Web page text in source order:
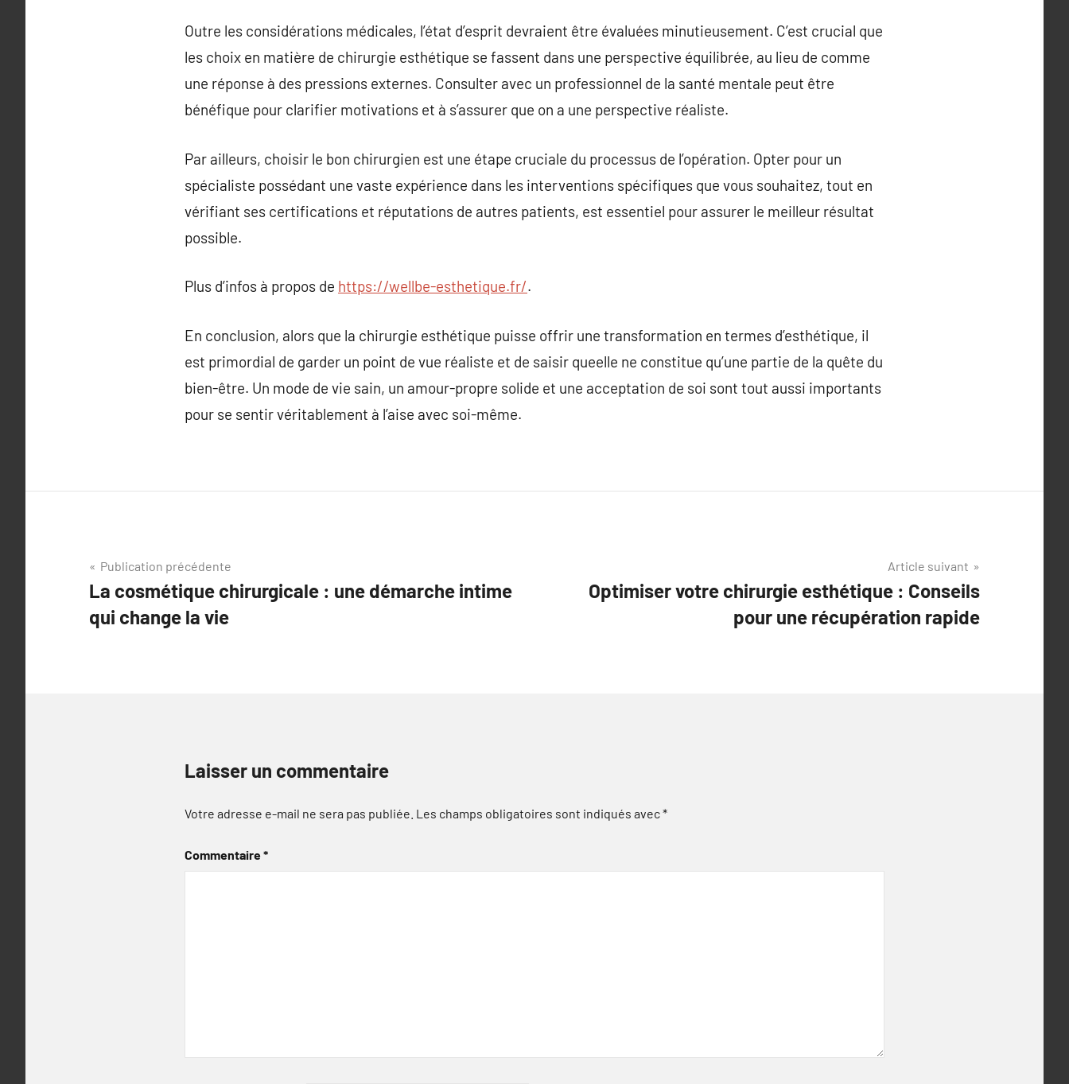
Outre les considérations médicales, l’état d’esprit devraient être évaluées minutieusement. C’est crucial que
les choix en matière de chirurgie esthétique se fassent dans une perspective équilibrée, au lieu de comme
une réponse à des pressions externes. Consulter avec un professionnel de la santé mentale peut être
bénéfique pour clarifier motivations et à s’assurer que on a une perspective réaliste.
Par ailleurs, choisir le bon chirurgien est une étape cruciale du processus de l’opération. Opter pour un
spécialiste possédant une vaste expérience dans les interventions spécifiques que vous souhaitez, tout en
vérifiant ses certifications et réputations de autres patients, est essentiel pour assurer le meilleur résultat
possible.
Plus d’infos à propos de https://wellbe-esthetique.fr/.
En conclusion, alors que la chirurgie esthétique puisse offrir une transformation en termes d’esthétique, il
est primordial de garder un point de vue réaliste et de saisir queelle ne constitue qu’une partie de la quête du
bien-être. Un mode de vie sain, un amour-propre solide et une acceptation de soi sont tout aussi importants
pour se sentir véritablement à l’aise avec soi-même.
Navigation
de
l’article
Publication précédente
La cosmétique chirurgicale : une démarche intime
qui change la vie
Article suivant
Optimiser votre chirurgie esthétique : Conseils
pour une récupération rapide
Laisser un commentaire
Votre adresse e-mail ne sera pas publiée. Les champs obligatoires sont indiqués avec*
Commentaire*